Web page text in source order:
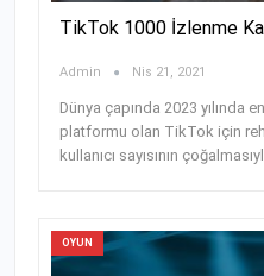
TikTok 1000 İzlenme
Admin Nis 21, 2021
Dünya çapında 2023 yılında
platformu olan TikTok için
kullanıcı sayısının
OYUN